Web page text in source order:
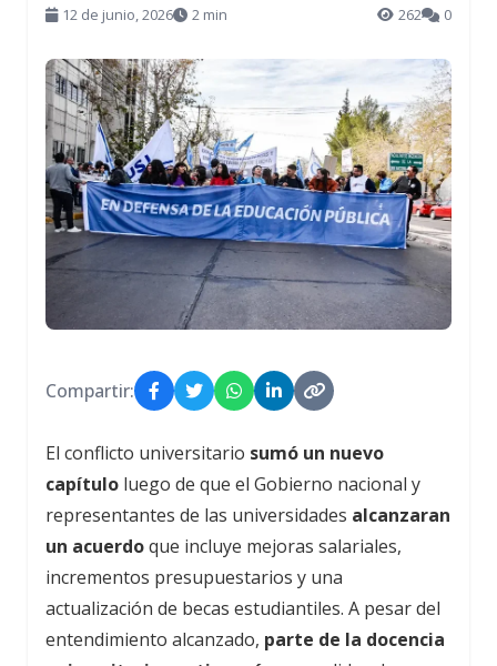
12 de junio, 2026 2 min 262 0
Compartir:
El conflicto universitario sumó un nuevo
capítulo luego de que el Gobierno nacional y
representantes de las universidades alcanzaran
un acuerdoque incluye mejoras salariales,
incrementos presupuestarios y una
actualización de becas estudiantiles. A pesar del
entendimiento alcanzado, parte de la docencia